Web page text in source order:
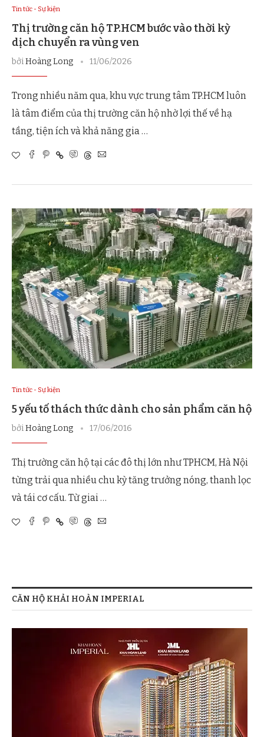
Tin tức - Sự kiện
Thị trường căn hộ TP.HCM bước vào thời kỳ
dịch chuyển ra vùng ven
bởiHoàng Long 11/06/2026
Trong nhiều năm qua, khu vực trung tâm TP.HCM luôn
là tâm điểm của thị trường căn hộ nhờ lợi thế về hạ
tầng, tiện ích và khả năng gia …
Tin tức - Sự kiện
5 yếu tố thách thức dành cho sản phẩm căn hộ
bởiHoàng Long 17/06/2016
Thị trường căn hộ tại các đô thị lớn như TPHCM, Hà Nội
từng trải qua nhiều chu kỳ tăng trưởng nóng, thanh lọc
và tái cơ cấu. Từ giai …
CĂN HỘ KHẢI HOÀN IMPERIAL